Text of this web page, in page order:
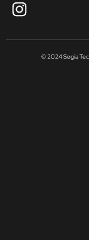
© 2024 Segia